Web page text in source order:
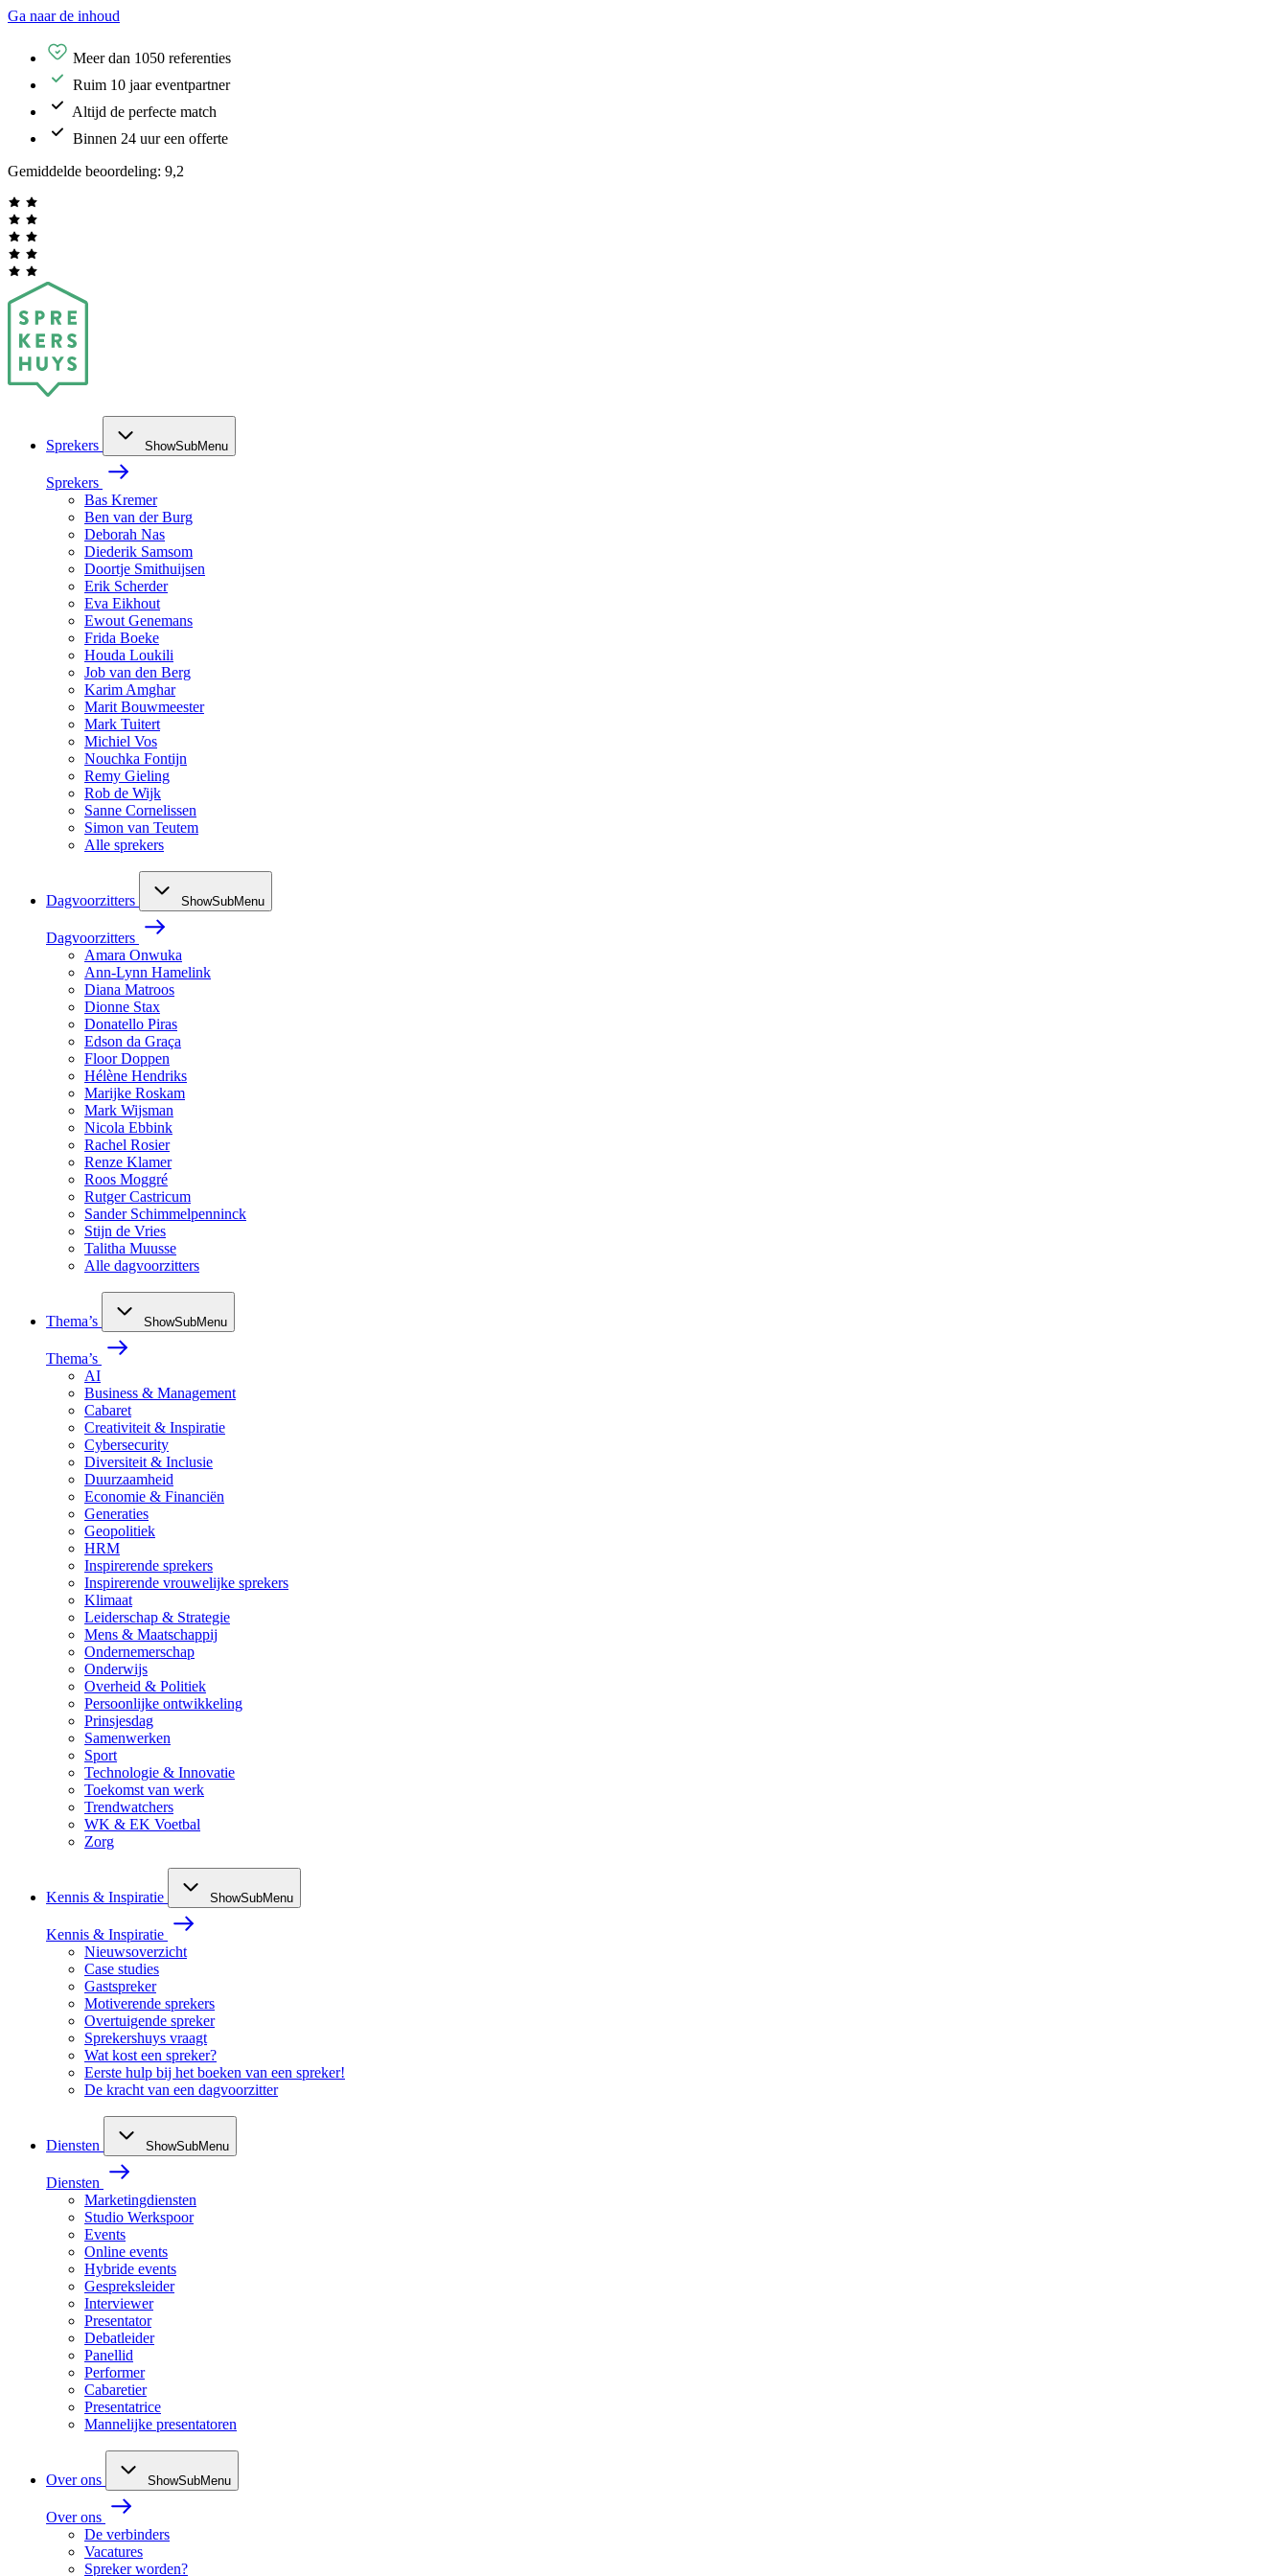
Ga naar de inhoud
Meer dan 1050 referenties
Ruim 10 jaar eventpartner
Altijd de perfecte match
Binnen 24 uur een offerte
Gemiddelde beoordeling: 9,2
Sprekers ShowSubMenu
Sprekers
Bas Kremer
Ben van der Burg
Deborah Nas
Diederik Samsom
Doortje Smithuijsen
Erik Scherder
Eva Eikhout
Ewout Genemans
Frida Boeke
Houda Loukili
Job van den Berg
Karim Amghar
Marit Bouwmeester
Mark Tuitert
Michiel Vos
Nouchka Fontijn
Remy Gieling
Rob de Wijk
Sanne Cornelissen
Simon van Teutem
Alle sprekers
Dagvoorzitters ShowSubMenu
Dagvoorzitters
Amara Onwuka
Ann-Lynn Hamelink
Diana Matroos
Dionne Stax
Donatello Piras
Edson da Graça
Floor Doppen
Hélène Hendriks
Marijke Roskam
Mark Wijsman
Nicola Ebbink
Rachel Rosier
Renze Klamer
Roos Moggré
Rutger Castricum
Sander Schimmelpenninck
Stijn de Vries
Talitha Muusse
Alle dagvoorzitters
Thema’s ShowSubMenu
Thema’s
AI
Business & Management
Cabaret
Creativiteit & Inspiratie
Cybersecurity
Diversiteit & Inclusie
Duurzaamheid
Economie & Financiën
Generaties
Geopolitiek
HRM
Inspirerende sprekers
Inspirerende vrouwelijke sprekers
Klimaat
Leiderschap & Strategie
Mens & Maatschappij
Ondernemerschap
Onderwijs
Overheid & Politiek
Persoonlijke ontwikkeling
Prinsjesdag
Samenwerken
Sport
Technologie & Innovatie
Toekomst van werk
Trendwatchers
WK & EK Voetbal
Zorg
Kennis & Inspiratie ShowSubMenu
Kennis & Inspiratie
Nieuwsoverzicht
Case studies
Gastspreker
Motiverende sprekers
Overtuigende spreker
Sprekershuys vraagt
Wat kost een spreker?
Eerste hulp bij het boeken van een spreker!
De kracht van een dagvoorzitter
Diensten ShowSubMenu
Diensten
Marketingdiensten
Studio Werkspoor
Events
Online events
Hybride events
Gespreksleider
Interviewer
Presentator
Debatleider
Panellid
Performer
Cabaretier
Presentatrice
Mannelijke presentatoren
Over ons ShowSubMenu
Over ons
De verbinders
Vacatures
Spreker worden?